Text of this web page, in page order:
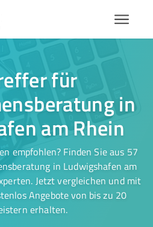
für
in
am Rhein
empfohlen? Finden Sie aus 57
in Ludwigshafen am
Jetzt vergleichen und mit
Angebote von bis zu 20
erhalten.